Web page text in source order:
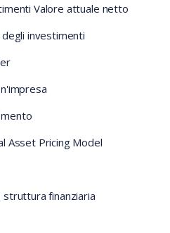
Valore attuale netto
investimenti
Asset Pricing Model
struttura finanziaria